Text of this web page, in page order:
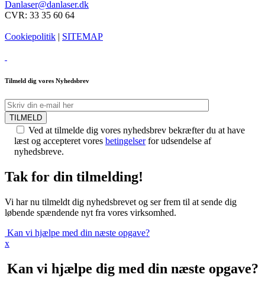
Danlaser@danlaser.dk
CVR: 33 35 60 64
Cookiepolitik | SITEMAP
Tilmeld dig vores Nyhedsbrev
TILMELD
Ved at tilmelde dig vores nyhedsbrev bekræfter du at have
læst og accepteret vores betingelserfor udsendelse af
nyhedsbreve.
Tak for din tilmelding!
Vi har nu tilmeldt dig nyhedsbrevet og ser frem til at sende dig
løbende spændende nyt fra vores virksomhed.
Kan vi hjælpe med din næste opgave?
x
Kan vi hjælpe dig med din næste opgave?